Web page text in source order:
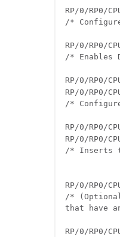
RP/0/RP0/
/*
RP/0/RP0/
/* Enables
RP/0/RP0/
RP/0/RP0/
/*
RP/0/RP0/
RP/0/RP0/
/* Inserts
RP/0/RP0/
/*
that have
RP/0/RP0/